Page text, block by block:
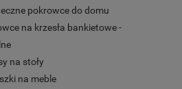
pokrowce do domu
na krzesła bankietowe -
na stoły
na meble